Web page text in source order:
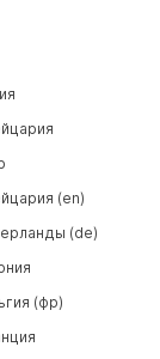
(en)
(de)
(фр)